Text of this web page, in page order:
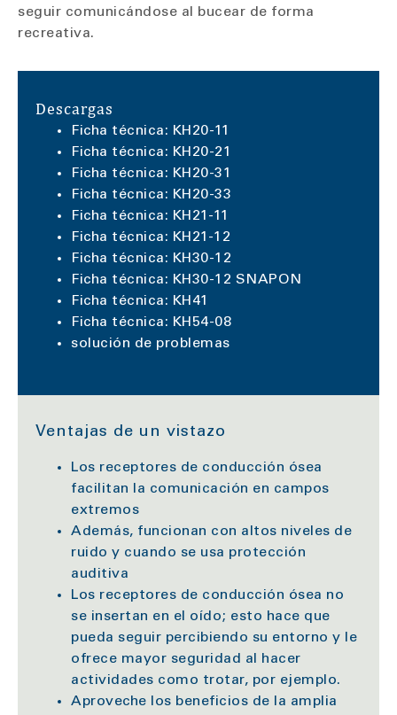
seguir comunicándose al bucear de forma
recreativa.
Descargas
Ficha técnica: KH20-11
Ficha técnica: KH20-21
Ficha técnica: KH20-31
Ficha técnica: KH20-33
Ficha técnica: KH21-11
Ficha técnica: KH21-12
Ficha técnica: KH30-12
Ficha técnica: KH30-12 SNAPON
Ficha técnica: KH41
Ficha técnica: KH54-08
solución de problemas
Ventajas de un vistazo
Los receptores de conducción ósea
facilitan la comunicación en campos
extremos
Además, funcionan con altos niveles de
ruido y cuando se usa protección
auditiva
Los receptores de conducción ósea no
se insertan en el oído; esto hace que
pueda seguir percibiendo su entorno y le
ofrece mayor seguridad al hacer
actividades como trotar, por ejemplo.
Aproveche los beneficios de la amplia